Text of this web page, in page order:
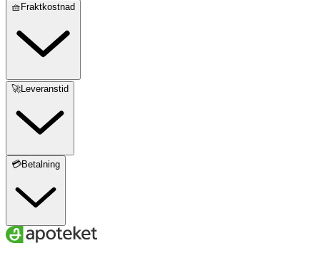
🧺Fraktkostnad
🚀Leveranstid
💳Betalning